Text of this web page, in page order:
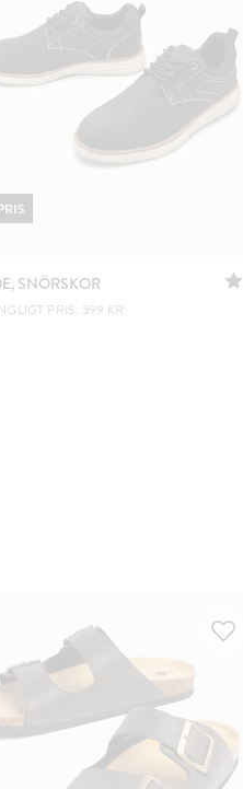
SNÖRSKOR
PRIS: 399 KR